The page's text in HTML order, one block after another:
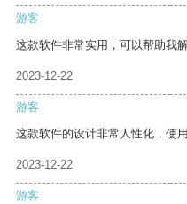
游客
这款软件非常实用，可以帮助我
2023-12-22
游客
这款软件的设计非常人性化，使
2023-12-22
游客